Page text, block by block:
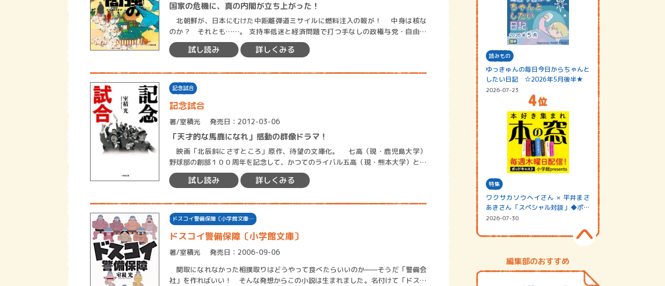
国家の危機に、真の内閣が立ち上がった！
北朝鮮が、日本にむけた中距離弾道ミサイルに燃料注入の報が！ 中身は核な
のか？ それとも……。 支持率低迷と経済問題で打つ手なしの政権与党・自由民
権党の浅尾総理は、本物の危機に直面…
試し読み 詳しくみる
記念試合
記念試合
著/室積光 発売日：2012-03-06
「天才的な馬鹿になれ」感動の群像ドラマ！
映画「北辰斜にさすところ」原作、待望の文庫化。 七高（現・鹿児島大学）
野球部の創部１００周年を記念して、かつてのライバル五高（現・熊本大学）との
対抗試合の開催が決まった。太平洋戦争…
試し読み 詳しくみる
ドスコイ警備保障〔小学館文庫…
ドスコイ警備保障〔小学館文庫〕
著/室積光
発売日：2006-09-06
関取になれなかった相撲取りはどうやって食べたらいいのか——そうだ「警備会
社」を作ればいい！ そんな発想からこの小説は生まれました。名付けて「ドスコ
読みもの
ゆっきゅんの毎日今日からちゃんと
したい日記 ☆2026年5月後半★
2026-07-23
特集
ワクサカソウヘイさん × 平井まさ
あきさん「スペシャル対談」◆ポッ
ドキャスト…
2026-07-30
編集部のおすすめ